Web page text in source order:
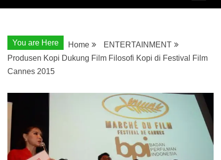
You are Here Home
ENTERTAINMENT
Produsen Kopi Dukung Film Filosofi Kopi di Festival Film
Cannes 2015